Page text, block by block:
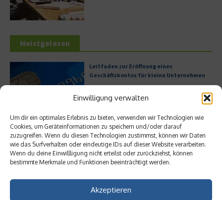
Einwilligung verwalten
Um dir ein optimales Erlebnis zu bieten, verwenden wir Technologien wie
Cookies, um Geräteinformationen zu speichern und/oder darauf
zuzugreifen. Wenn du diesen Technologien zustimmst, können wir Daten
wie das Surfverhalten oder eindeutige IDs auf dieser Website verarbeiten.
Wenn du deine Einwillligung nicht erteilst oder zurückziehst, können
bestimmte Merkmale und Funktionen beeinträchtigt werden.
Akzeptieren
Meistgelesen
Leitfaden zur Eröffnung eines
Geschäftskontos für kleine Unternehmen
Hilton Worldwide: Eine Ikone der globalen
Hotellerie im Wandel der Zeit
Digitalisierung als Wettbewerbsvorteil